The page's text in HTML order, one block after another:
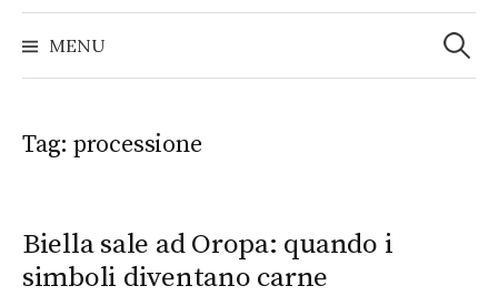
MENU per:
Tag: processione
Biella sale ad Oropa: quando i
simboli diventano carne